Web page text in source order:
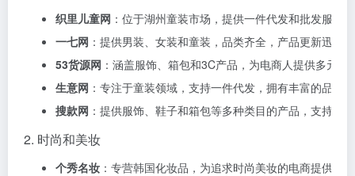
织里儿童网 ：位于湖州童装市场，提供一件代发和批发服
一七网 ：提供男装、女装和童装，品类齐全，产品更新迅
53货源网 ：涵盖服饰、箱包和3C产品，为电商人提供多元
生意网 ：专注于童装领域，支持一件代发，拥有丰富的品
搜款网 ：提供服饰、鞋子和箱包等多种类目的产品，支持
2. 时尚和美妆
个秀名妆 ：专营韩国化妆品，为追求时尚美妆的电商提供